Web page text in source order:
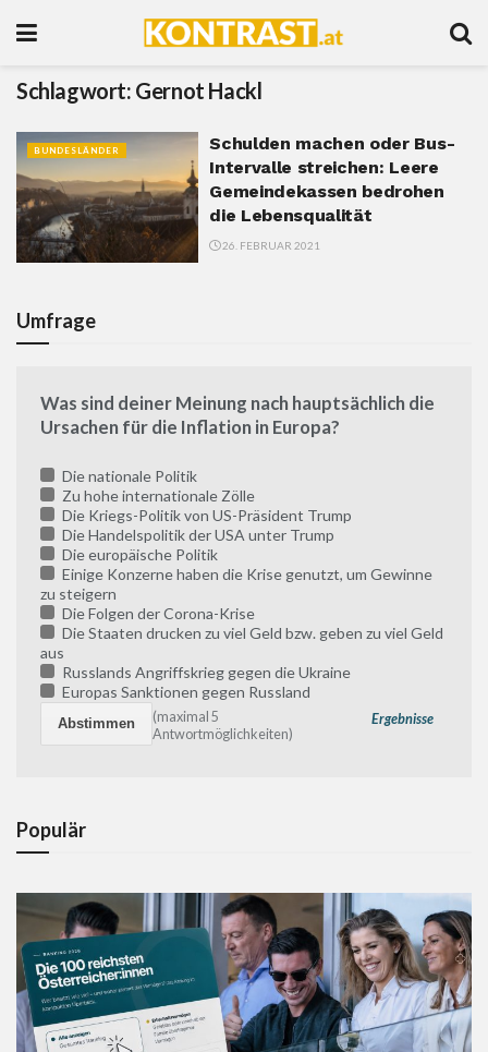
Schlagwort: Gernot Hackl
BUNDESLÄNDER
Schulden machen oder Bus-
Intervalle streichen: Leere
Gemeindekassen bedrohen
die Lebensqualität
26. FEBRUAR 2021
Umfrage
Was sind deiner Meinung nach hauptsächlich die
Ursachen für die Inflation in Europa?
Die nationale Politik
Zu hohe internationale Zölle
Die Kriegs-Politik von US-Präsident Trump
Die Handelspolitik der USA unter Trump
Die europäische Politik
Einige Konzerne haben die Krise genutzt, um Gewinne
zu steigern
Die Folgen der Corona-Krise
Die Staaten drucken zu viel Geld bzw. geben zu viel Geld
aus
Russlands Angriffskrieg gegen die Ukraine
Europas Sanktionen gegen Russland
Ergebnisse
(maximal 5
Antwortmöglichkeiten)
Populär